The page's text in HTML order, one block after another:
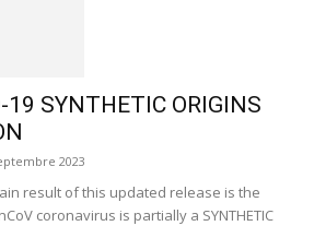
19 SYNTHETIC ORIGINS
2023
result of this updated release is the
coronavirus is partially a SYNTHETIC